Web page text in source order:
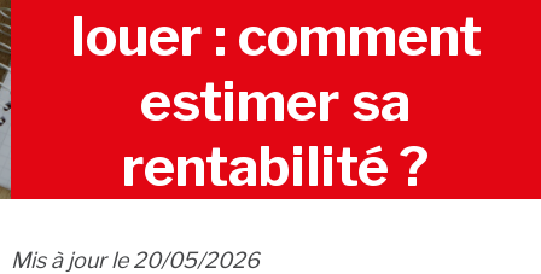
louer : comment
estimer sa
rentabilité ?
Mis à jour le 20/05/2026